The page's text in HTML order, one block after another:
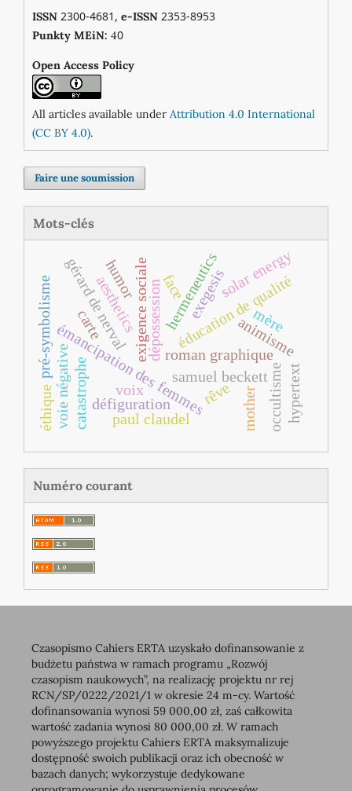
ISSN2300-4681, e-ISSN2353-8953
Punkty MEiN: 40
Open Access Policy
All articles available under Attribution 4.0 International
(CC BY 4.0).
Faire une soumission
Mots-clés
roman graphique
dépossession
exigence sociale éducation de qualité
émancipation des femmes
défiguration
voie négative
animisme
samuel beckettoccultisme
rêve
gérard de nerval
pré‐symbolisme hermeneutics
exegesis
voix
solar energy
aesthetics
humor
catastrophe
carte
paul claudel hypertext
mère
face
éthique mother
Numéro courant
Czasopismo Cahiers ERTA uzyskało dofinansowanie z
budżetu państwa w ramach programu „Rozwój
czasopism naukowych”, na realizację projektu nr rej
RCN/SP/0222/2021/1 w okresie 24 m-cy. Wartość
dofinansowania wynosi 59 000,00 zł, zaś całkowita
wartość zadania wynosi 80 000,00 zł. W ramach
powyższego projektu Cahiers ERTA maksymalizuje
dostępność swoich publikacji oraz ich obecność w
bazach danych; wykorzystuje dedykowane